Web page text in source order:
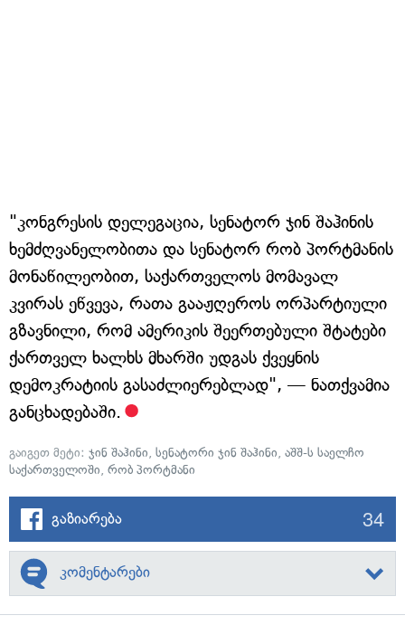
"კონგრესის დელეგაცია, სენატორ ჯინ შაჰინის
ხემძღვანელობითა და სენატორ რობ პორტმანის
მონაწილეობით, საქართველოს მომავალ
კვირას ეწვევა, რათა გააჟღეროს ორპარტიული
გზავნილი, რომ ამერიკის შეერთებული შტატები
ქართველ ხალხს მხარში უდგას ქვეყნის
დემოკრატიის გასაძლიერებლად", — ნათქვამია
განცხადებაში.
გაიგეთ მეტი: ჯინ შაჰინი, სენატორი ჯინ შაჰინი, აშშ-ს საელჩო
საქართველოში, რობ პორტმანი
გაზიარება 34
კომენტარები